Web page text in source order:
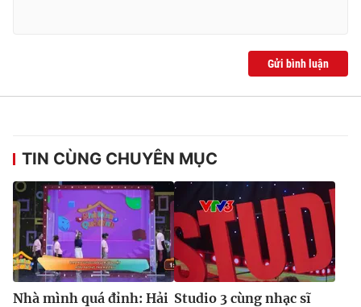
Gửi bình luận
TIN CÙNG CHUYÊN MỤC
Nhà mình quá đỉnh: Hải Studio 3 cùng nhạc sĩ